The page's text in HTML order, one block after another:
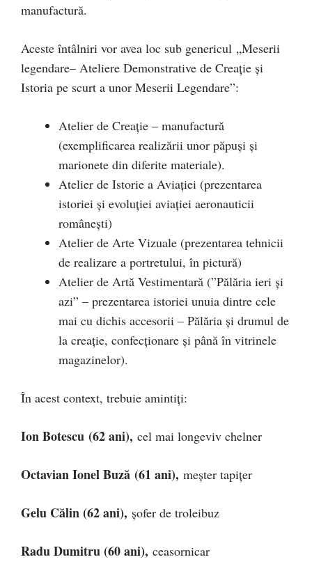
manufactură.
Aceste întâlniri vor avea loc sub genericul „Meserii
legendare– Ateliere Demonstrative de Creație și
Istoria pe scurt a unor Meserii Legendare”:
Atelier de Creație – manufactură
(exemplificarea realizării unor păpuși și
marionete din diferite materiale).
Atelier de Istorie a Aviației (prezentarea
istoriei și evoluției aviației aeronauticii
românești)
Atelier de Arte Vizuale (prezentarea tehnicii
de realizare a portretului, în pictură)
Atelier de Artă Vestimentară (”Pălăria ieri și
azi” – prezentarea istoriei unuia dintre cele
mai cu dichis accesorii – Pălăria și drumul de
la creație, confecționare și până în vitrinele
magazinelor).
În acest context, trebuie amintiți:
Ion Botescu (62 ani), cel mai longeviv chelner
Octavian Ionel Buză (61 ani), meşter tapiţer
Gelu Călin (62 ani), șofer de troleibuz
Radu Dumitru (60 ani), ceasornicar